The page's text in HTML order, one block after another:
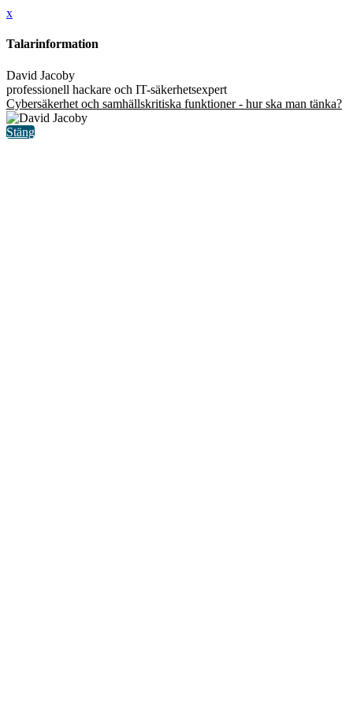
x
Talarinformation
David Jacoby
professionell hackare och IT-säkerhetsexpert
Cybersäkerhet och samhällskritiska funktioner - hur ska man tänka?
Stäng